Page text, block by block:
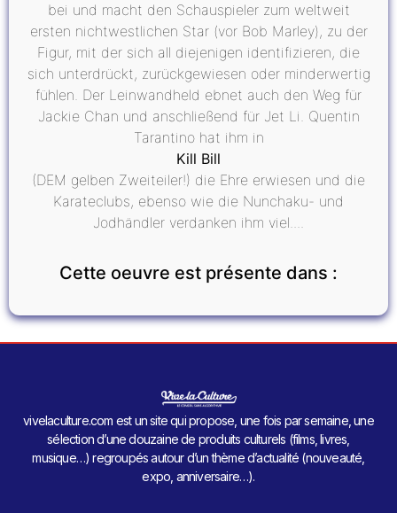
bei und macht den Schauspieler zum weltweit
ersten nichtwestlichen Star (vor Bob Marley), zu der
Figur, mit der sich all diejenigen identifizieren, die
sich unterdrückt, zurückgewiesen oder minderwertig
fühlen. Der Leinwandheld ebnet auch den Weg für
Jackie Chan und anschließend für Jet Li. Quentin
Tarantino hat ihm in
Kill Bill
(DEM gelben Zweiteiler!) die Ehre erwiesen und die
Karateclubs, ebenso wie die Nunchaku- und
Jodhändler verdanken ihm viel....
Cette oeuvre est présente dans :
vivelaculture.com est un site qui propose, une fois par semaine, une
sélection d’une douzaine de produits culturels (films, livres,
musique…) regroupés autour d’un thème d’actualité (nouveauté,
expo, anniversaire…).